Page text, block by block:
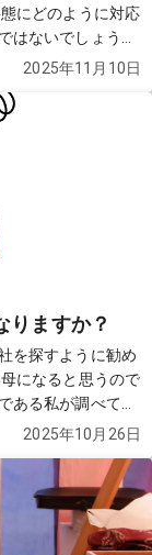
はないでしょう
際の流れや費用な
2025年11月10日
りますか？
を探すように勧め
ある私が調べてい
（通夜なしの葬
っていまうのでし
2025年10月26日